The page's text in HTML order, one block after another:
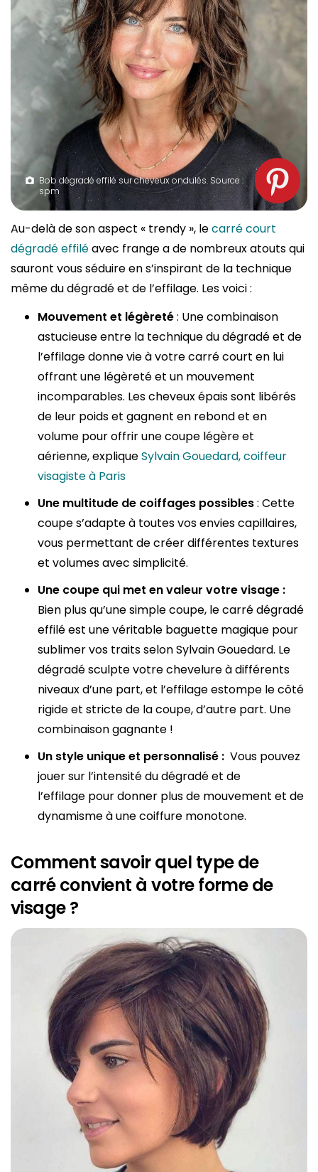
Bob dégradé effilé sur cheveux ondulés. Source :
spm
Au-delà de son aspect « trendy », lecarré court
dégradé effiléavec frange a de nombreux atouts qui
sauront vous séduire en s’inspirant de la technique
même du dégradé et de l’effilage. Les voici :
Mouvement et légèreté: Une combinaison
astucieuse entre la technique du dégradé et de
l’effilage donne vie à votre carré court en lui
offrant une légèreté et un mouvement
incomparables. Les cheveux épais sont libérés
de leur poids et gagnent en rebond et en
volume pour offrir une coupe légère et
aérienne, expliqueSylvain Gouedard, coiffeur
visagiste à Paris
Une multitude de coiffages possibles: Cette
coupe s’adapte à toutes vos envies capillaires,
vous permettant de créer différentes textures
et volumes avec simplicité.
Une coupe qui met en valeur votre visage :
Bien plus qu’une simple coupe, le carré dégradé
effilé est une véritable baguette magique pour
sublimer vos traits selon Sylvain Gouedard. Le
dégradé sculpte votre chevelure à différents
niveaux d’une part, et l’effilage estompe le côté
rigide et stricte de la coupe, d’autre part. Une
combinaison gagnante !
Un style unique et personnalisé : Vous pouvez
jouer sur l’intensité du dégradé et de
l’effilage pour donner plus de mouvement et de
dynamisme à une coiffure monotone.
Comment savoir quel type de
carré convient à votre forme de
visage ?